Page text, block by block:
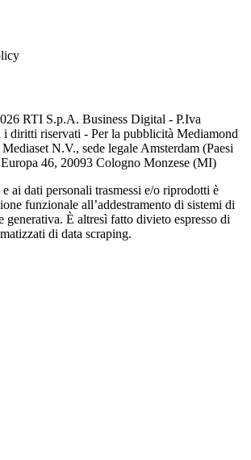
RTI S.p.A. Business Digital - P.Iva
diritti riservati - Per la pubblicità Mediamond
N.V., sede legale Amsterdam (Paesi
46, 20093 Cologno Monzese (MI)
ai dati personali trasmessi e/o riprodotti è
funzionale all’addestramento di sistemi di
È altresì fatto divieto espresso di
di data scraping.